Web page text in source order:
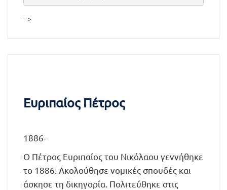
-->
Ευριπαίος Πέτρος
1886-
Ο Πέτρος Ευριπαίος του Νικόλαου γεννήθηκε
το 1886. Ακολούθησε νομικές σπουδές και
άσκησε τη δικηγορία. Πολιτεύθηκε στις